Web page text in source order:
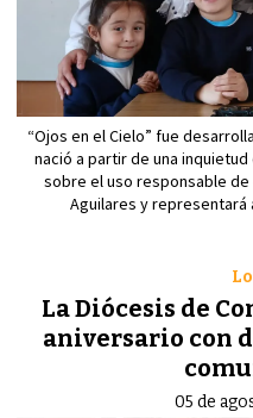
“Ojos en el Cielo” fue
nació a partir de una
sobre el uso responsable de
Aguilares y representará
La Diócesis de
aniversario con
05 de